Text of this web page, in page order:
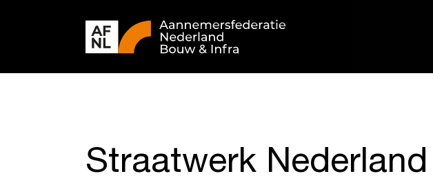
Straatwerk Nederland